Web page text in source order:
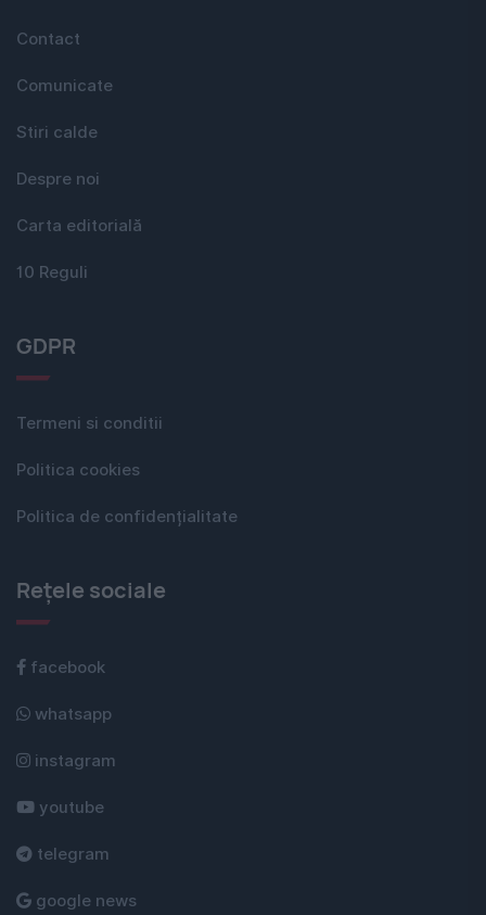
Contact
Comunicate
Stiri calde
Despre noi
Carta editorială
10 Reguli
GDPR
Termeni si conditii
Politica cookies
Politica de confidențialitate
Rețele sociale
facebook
whatsapp
instagram
youtube
telegram
google news